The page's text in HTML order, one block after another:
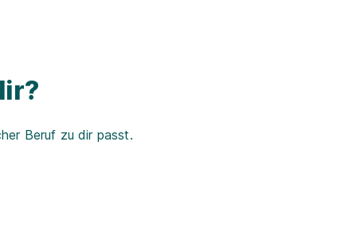
Beruf zu dir passt.